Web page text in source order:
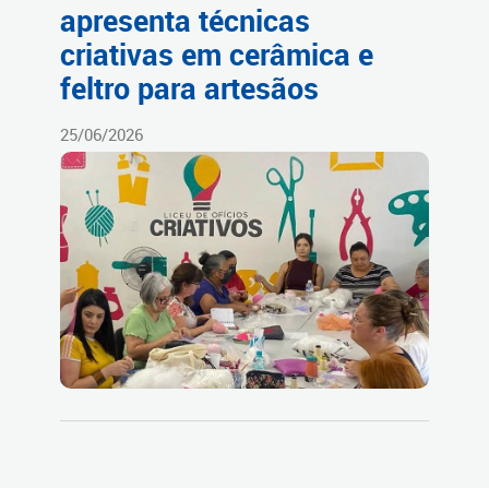
apresenta técnicas
criativas em cerâmica e
feltro para artesãos
25/06/2026